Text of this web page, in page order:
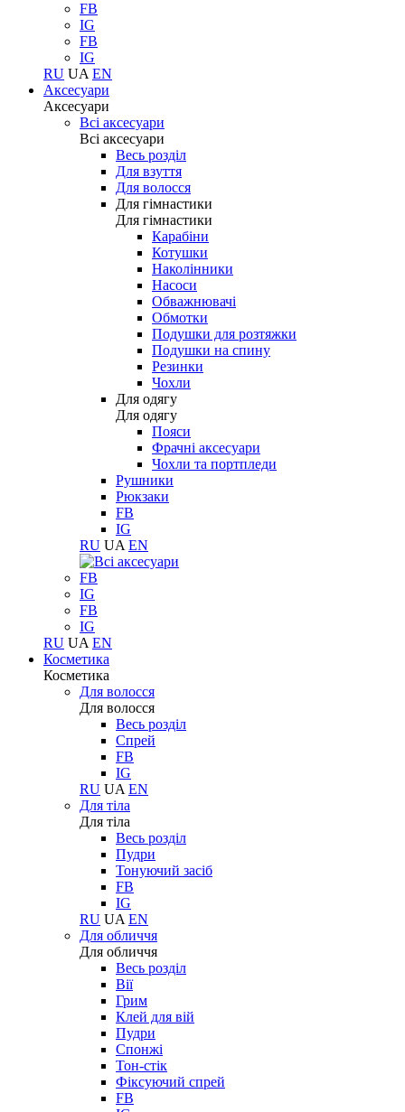
FB
IG
FB
IG
RU UA EN
Аксесуари
Аксесуари
Всі аксесуари
Всі аксесуари
Весь розділ
Для взуття
Для волосся
Для гімнастики
Для гімнастики
Карабіни
Котушки
Наколінники
Насоси
Обважнювачі
Обмотки
Подушки для розтяжки
Подушки на спину
Резинки
Чохли
Для одягу
Для одягу
Пояси
Фрачні аксесуари
Чохли та портпледи
Рушники
Рюкзаки
FB
IG
RU UA EN
FB
IG
FB
IG
RU UA EN
Косметика
Косметика
Для волосся
Для волосся
Весь розділ
Спрей
FB
IG
RU UA EN
Для тіла
Для тіла
Весь розділ
Пудри
Тонуючий засіб
FB
IG
RU UA EN
Для обличчя
Для обличчя
Весь розділ
Вії
Грим
Клей для вій
Пудри
Спонжі
Тон-стік
Фіксуючий спрей
FB